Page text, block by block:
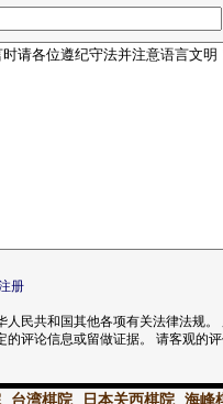
册
民共和国其他各项有关法律法规
评论信息或留做证据。 请客观的
台湾棋院 日本关西棋院 海峰